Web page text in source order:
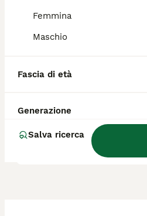
Femmina
Maschio
Fascia di età
Generazione
Salva ricerca
Quali sono i difetti
Border Collie?
Il Rough Collie è
Che carattere ha